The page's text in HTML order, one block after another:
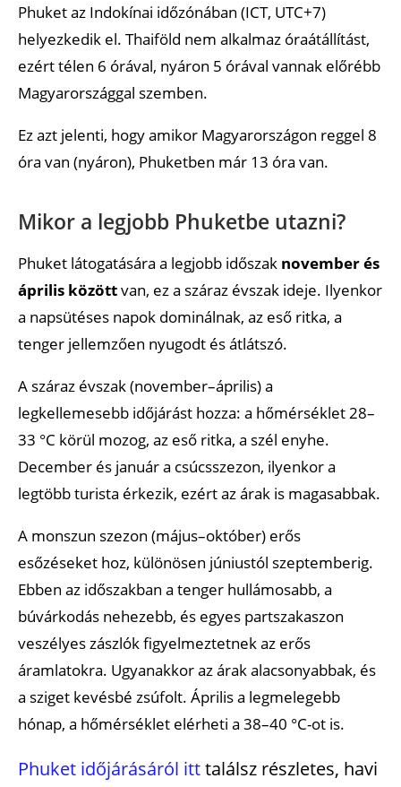
Phuket az Indokínai időzónában (ICT, UTC+7)
helyezkedik el. Thaiföld nem alkalmaz óraátállítást,
ezért télen 6 órával, nyáron 5 órával vannak előrébb
Magyarországgal szemben.
Ez azt jelenti, hogy amikor Magyarországon reggel 8
óra van (nyáron), Phuketben már 13 óra van.
Mikor a legjobb Phuketbe utazni?
Phuket látogatására a legjobb időszak november és
április közöttvan, ez a száraz évszak ideje. Ilyenkor
a napsütéses napok dominálnak, az eső ritka, a
tenger jellemzően nyugodt és átlátszó.
A száraz évszak (november–április) a
legkellemesebb időjárást hozza: a hőmérséklet 28–
33 °C körül mozog, az eső ritka, a szél enyhe.
December és január a csúcsszezon, ilyenkor a
legtöbb turista érkezik, ezért az árak is magasabbak.
A monszun szezon (május–október) erős
esőzéseket hoz, különösen júniustól szeptemberig.
Ebben az időszakban a tenger hullámosabb, a
búvárkodás nehezebb, és egyes partszakaszon
veszélyes zászlók figyelmeztetnek az erős
áramlatokra. Ugyanakkor az árak alacsonyabbak, és
a sziget kevésbé zsúfolt. Április a legmelegebb
hónap, a hőmérséklet elérheti a 38–40 °C-ot is.
Phuket időjárásáról itttalálsz részletes, havi